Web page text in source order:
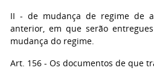
II - de mudança de regime de
anterior, em que serão
mudança do regime.
Art. 156 - Os documentos de que